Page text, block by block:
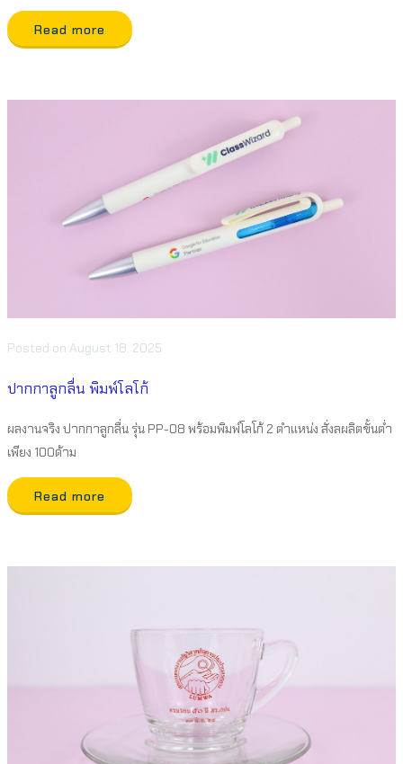
Read more
Posted on August 18, 2025
ปากกาลูกลื่น พิมพ์โลโก้
ผลงานจริง ปากกาลูกลื่น รุ่น PP-08 พร้อมพิมพ์โลโก้ 2 ตำแหน่ง สั่งลผลิตขั้นต่ำ
เพียง 100ด้าม
Read more